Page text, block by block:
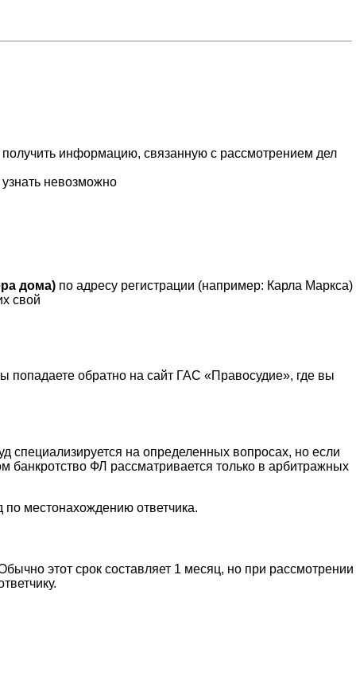
информацию, связанную с рассмотрением дел
невозможно
дома) по адресу регистрации (например: Карла Маркса)
свой
попадаете обратно на сайт ГАС «Правосудие», где вы
специализируется на определенных вопросах, но если
банкротство ФЛ рассматривается только в арбитражных
по местонахождению ответчика.
этот срок составляет 1 месяц, но при рассмотрении